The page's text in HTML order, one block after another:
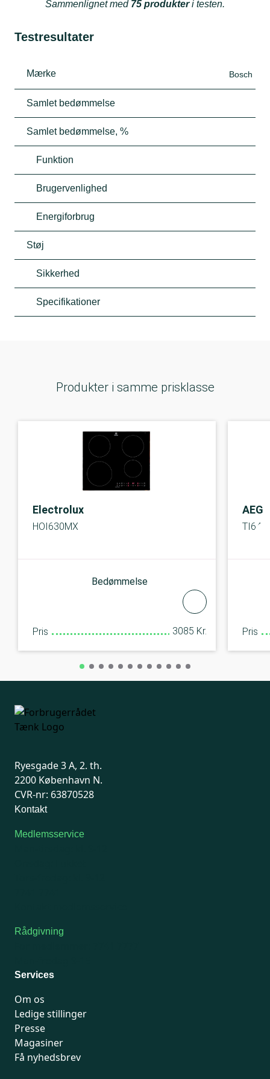
Sammenlignet med 75 produkteri testen.
Testresultater
Mærke Bosch
Samlet bedømmelse
Samlet bedømmelse, %
Funktion
Brugervenlighed
Energiforbrug
Støj
Sikkerhed
Specifikationer
Produkter i samme prisklasse
Electrolux
HOI630MX
Bedømmelse
Pris 3085 Kr.
AEG
Pris
Ryesgade 3 A, 2. th.
2200 København N.
CVR-nr: 63870528
Kontakt
Medlemsservice
Rådgivning
Services
Om os
Ledige stillinger
Presse
Magasiner
Få nyhedsbrev